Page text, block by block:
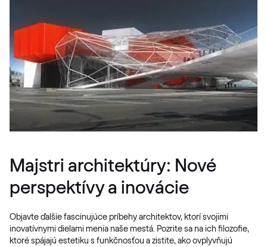
Majstri architektúry: Nové
perspektívy a inovácie
Objavte ďalšie fascinujúce príbehy architektov, ktorí svojimi
inovatívnymi dielami menia naše mestá. Pozrite sa na ich filozofie,
ktoré spájajú estetiku s funkčnosťou a zistite, ako ovplyvňujú